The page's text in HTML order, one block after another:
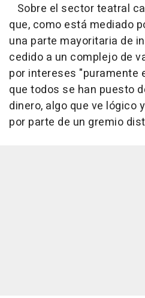
Sobre el sector teatral
que, como está mediado
una parte mayoritaria de
cedido a un complejo de
por intereses "puramente
que todos se han puesto
dinero, algo que ve lógico
por parte de un gremio